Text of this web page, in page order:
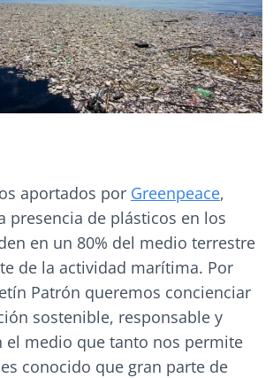
aportados por Greenpeace,
presencia de plásticos en los
en un 80% del medio terrestre
de la actividad marítima. Por
Patrón queremos concienciar
sostenible, responsable y
el medio que tanto nos permite
conocido que gran parte de